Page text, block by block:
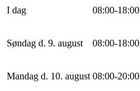
I dag 08:00-18:00
Søndag d. 9. august 08:00-18:00
Mandag d. 10. august 08:00-20:00